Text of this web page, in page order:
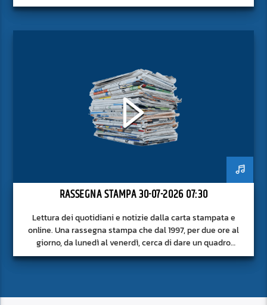
RASSEGNA STAMPA 30-07-2026 07:30
Lettura dei quotidiani e notizie dalla carta stampata e
online. Una rassegna stampa che dal 1997, per due ore al
giorno, da lunedì al venerdì, cerca di dare un quadro
approfondito delle notizie del giorno, senza fermarsi alla